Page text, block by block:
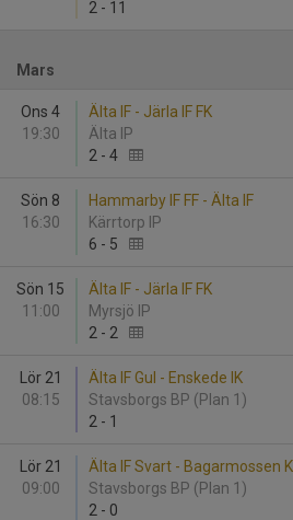
2 - 11
Mars
Ons 4
19:30
Älta IF - Järla IF FK
Älta IP
2 - 4
Sön 8
16:30
Hammarby IF FF - Älta IF
Kärrtorp IP
6 - 5
Sön 15
11:00
Älta IF - Järla IF FK
Myrsjö IP
2 - 2
Lör 21
08:15
Älta IF Gul - Enskede IK
Stavsborgs BP (Plan 1)
2 - 1
Lör 21
09:00
Älta IF Svart - Bagarmossen
Stavsborgs BP (Plan 1)
2 - 0